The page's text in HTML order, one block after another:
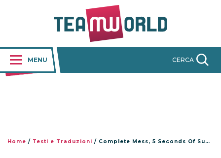
MENU CERCA
Home / Testi e Traduzioni / Complete Mess, 5 Seconds Of Summer testo e traduzione nuovo singolo